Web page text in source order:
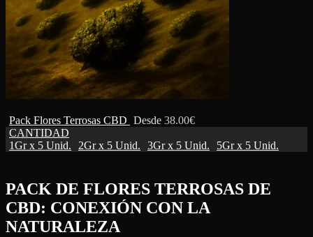
Pack Flores Terrosas CBD Desde 38.00€
CANTIDAD
1Gr x 5 Unid.
2Gr x 5 Unid. 3Gr x 5 Unid. 5Gr x 5 Unid.
PACK DE FLORES TERROSAS DE
CBD: CONEXIÓN CON LA
NATURALEZA